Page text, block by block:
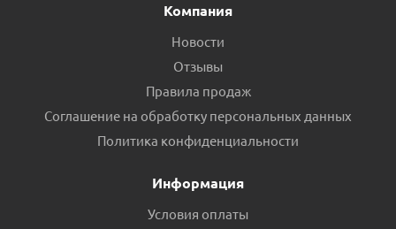
Компания
Новости
Отзывы
Правила продаж
Соглашение на обработку персональных данных
Политика конфиденциальности
Информация
Условия оплаты